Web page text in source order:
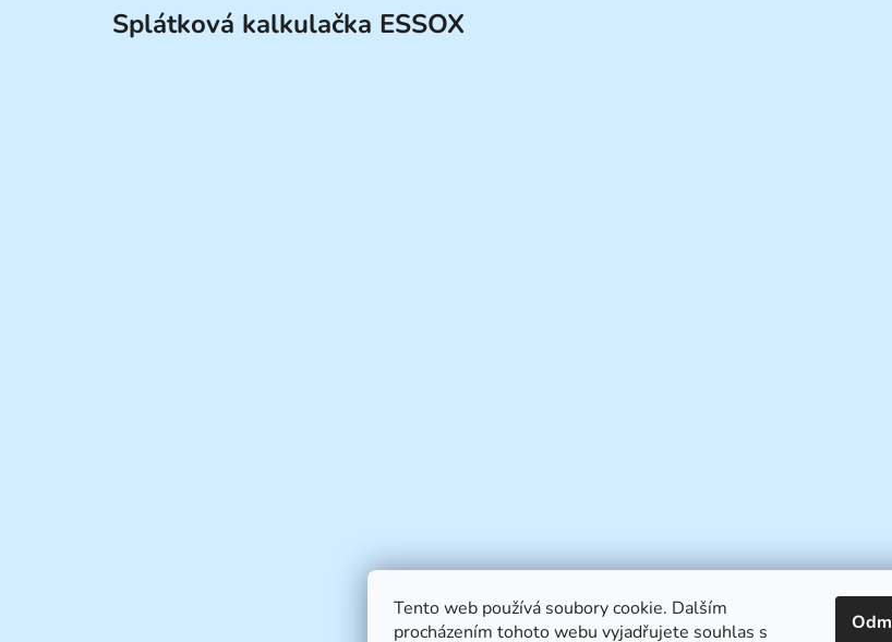
Tento web používá soubory cookie. Dalším
procházením tohoto webu vyjadřujete souhlas s
Splátková kalkulačka ESSOX